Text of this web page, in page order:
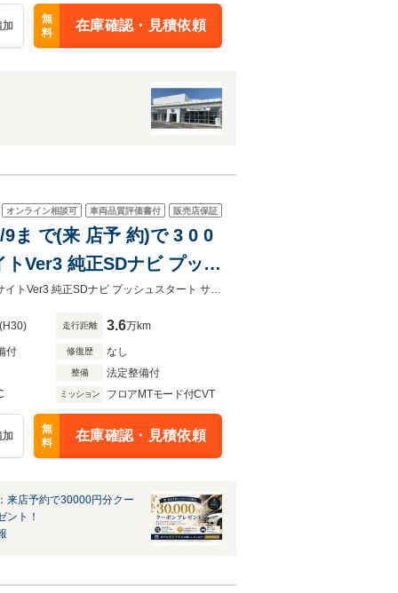
無
料
在庫確認・見積依頼
オンライン相談可 車両品質評価書付 販売店保証
ま で(来 店予 約)で 3 0 0
Ver3 純正SDナビ プッシ
トモニター パドルシフト
8/9まで【来店予約】で希望ナンバー、新品バッテリープレゼント！禁煙車 アイサイトVer3 純正SDナビ プッシュスタート サイド/バックカメラ ブラインドスポットモニター
(H30) 走行距離 3.6万km
付 修復歴 なし
整備
法定整備付
ミッション フロアMTモード付CVT
無
料
在庫確認・見積依頼
来店予約で30000円分クー
ント！